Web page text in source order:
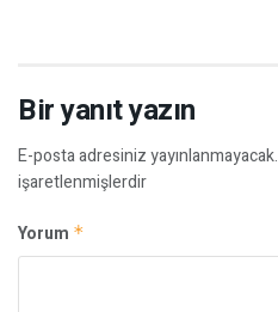
Bir yanıt yazın
E-posta adresiniz yayınlanmayacak.
işaretlenmişlerdir
Yorum *